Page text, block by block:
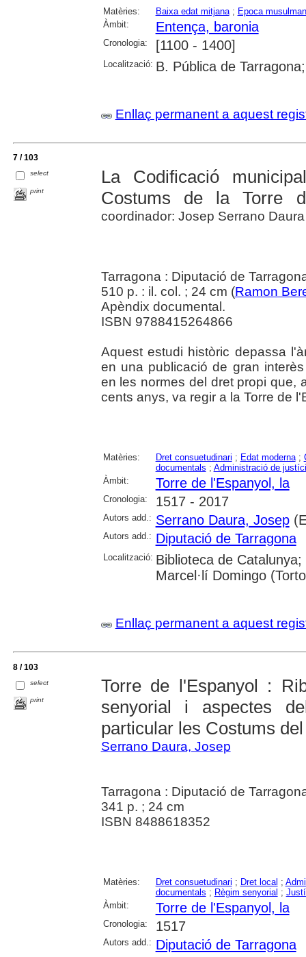
Matèries: Baixa edat mitjana; Epoca
Àmbit:
Entença, baronia
Cronologia: [1100 - 1400]
Localització: B. Pública de
Enllaç permanent a aquest
7 / 103
select
print
La Codificació
Costums de la Torre
coordinador: Josep Serrano Daura
Tarragona : Diputació de
510 p. : il. col. ; 24 cm (Ramon
Apèndix documental.
ISBN 9788415264866
Aquest estudi històric depassa
en una publicació de gran
en les normes del dret propi que,
cents anys, va regir a la Torre de
Matèries: Dret consuetudinari ; Edat moderna;
documentals ; Administració de
Àmbit:
Torre de l'Espanyol, la
Cronologia: 1517 - 2017
Autors add.: Serrano Daura, Josep
Autors add.: Diputació de Tarragona
Localització: Biblioteca de
Marcel·lí Domingo
Enllaç permanent a aquest
8 / 103
select
print
Torre de l'Espanyol :
senyorial i aspectes
particular les Costums
Serrano Daura, Josep
Tarragona : Diputació de
341 p. ; 24 cm
ISBN 8488618352
Matèries: Dret consuetudinari ; Dret local ;
documentals ; Règim senyorial ;
Àmbit:
Torre de l'Espanyol, la
Cronologia: 1517
Autors add.: Diputació de Tarragona